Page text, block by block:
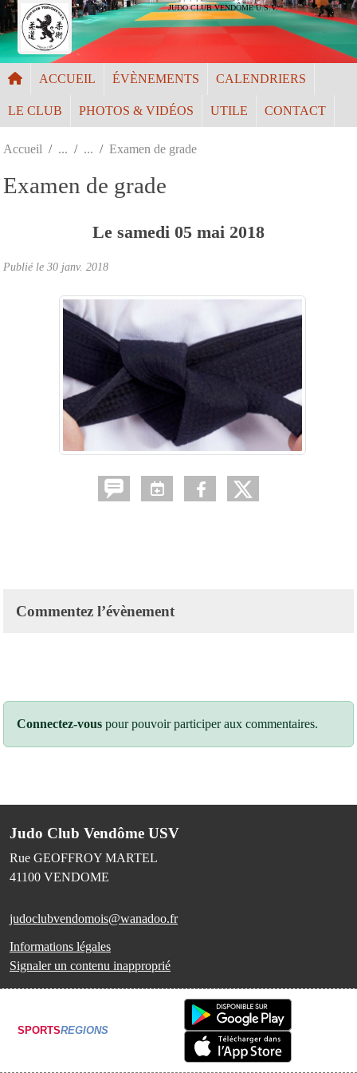
JUDO CLUB VENDÔME U.S.V.
ACCUEIL ÉVÈNEMENTS CALENDRIERS
LE CLUB PHOTOS & VIDÉOS UTILE CONTACT
Accueil Examen de grade
Examen de grade
Le samedi 05 mai 2018
Publié le 30 janv. 2018
Commentez l’évènement
Connectez-vous pour pouvoir participer aux commentaires.
Judo Club Vendôme USV
Rue GEOFFROY MARTEL
41100 VENDOME
judoclubvendomois@wanadoo.fr
Informations légales
Signaler un contenu inapproprié
SPORTSREGIONS
Panneau de gestion des cookies